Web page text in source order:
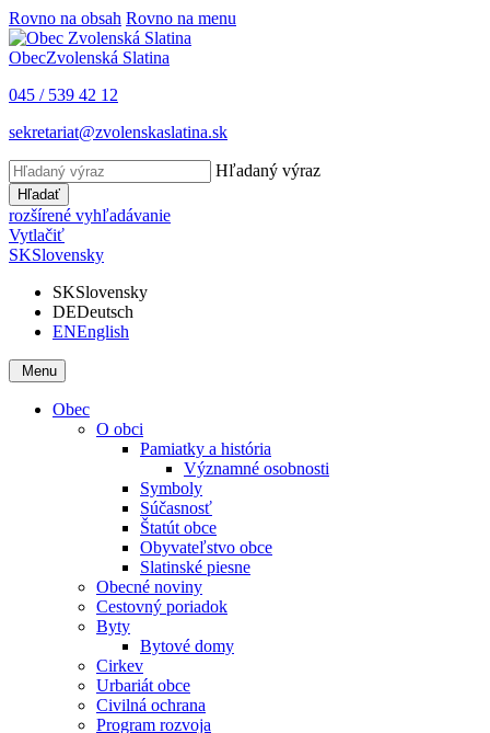
Rovno na obsah Rovno na menu
ObecZvolenská Slatina
045 / 539 42 12
sekretariat@zvolenskaslatina.sk
Hľadaný výraz
Hľadať
rozšírené vyhľadávanie
Vytlačiť
SKSlovensky
SKSlovensky
DEDeutsch
ENEnglish
Menu
Obec
O obci
Pamiatky a história
Významné osobnosti
Symboly
Súčasnosť
Štatút obce
Obyvateľstvo obce
Slatinské piesne
Obecné noviny
Cestovný poriadok
Byty
Bytové domy
Cirkev
Urbariát obce
Civilná ochrana
Program rozvoja